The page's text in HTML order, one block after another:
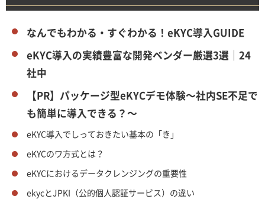
なんでもわかる・すぐわかる！eKYC導入GUIDE
eKYC導入の実績豊富な開発ベンダー厳選3選｜24
社中
【PR】パッケージ型eKYCデモ体験～社内SE不足で
も簡単に導入できる？～
eKYC導入でしっておきたい基本の「き」
eKYCのワ方式とは？
eKYCにおけるデータクレンジングの重要性
ekycとJPKI（公的個人認証サービス）の違い